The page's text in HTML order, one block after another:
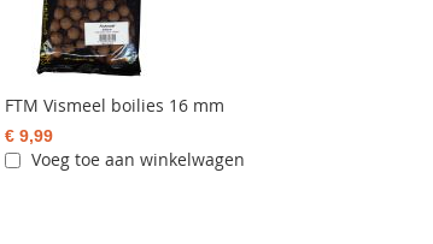
FTM Vismeel boilies 16 mm
€ 9,99
Voeg toe aan winkelwagen